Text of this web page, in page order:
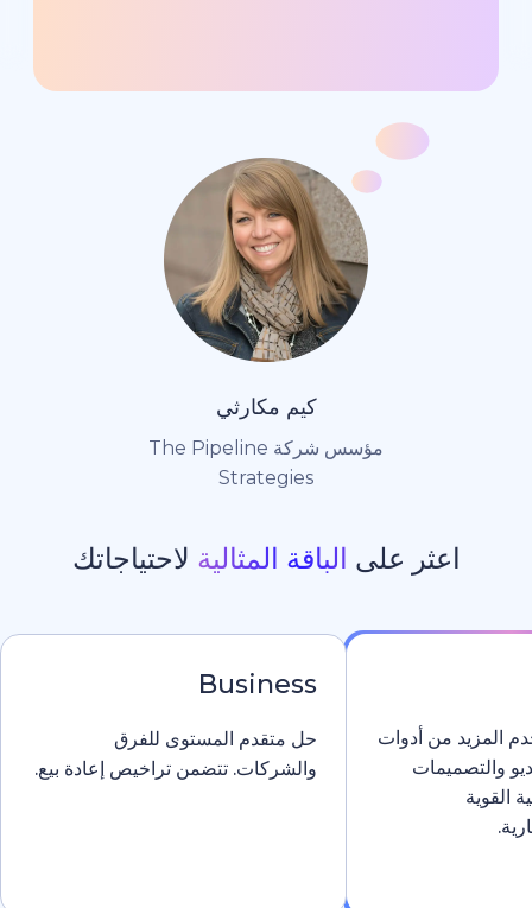
مؤسس شركة The Pipeline
الباقة المثاليةلاحتياجاتك
Business
حل متقدم المستوى للفرق
والشركات. تتضمن تراخيص إعادة بيع.